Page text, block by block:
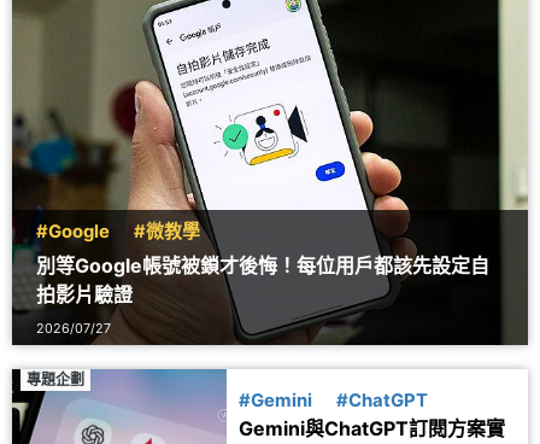
#Google #微教學
別等Google帳號被鎖才後悔！每位用戶都該先設定自
拍影片驗證
2026/07/27
專題企劃
#Gemini #ChatGPT
Gemini與ChatGPT訂閱方案實